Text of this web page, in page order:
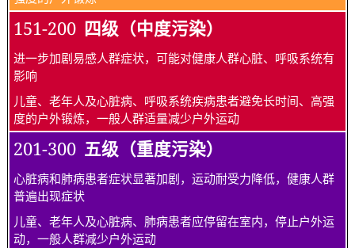
151-200 四级（中度污染）
进一步加剧易感人群症状，可能对健康人群心脏、呼吸系统有
影响
儿童、老年人及心脏病、呼吸系统疾病患者避免长时间、高强
度的户外锻炼，一般人群适量减少户外运动
201-300 五级（重度污染）
心脏病和肺病患者症状显著加剧，运动耐受力降低，健康人群
普遍出现症状
儿童、老年人及心脏病、肺病患者应停留在室内，停止户外运
动，一般人群减少户外运动